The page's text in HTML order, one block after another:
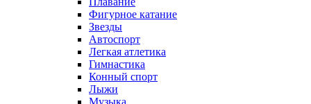
Фигурное катание
Звезды
Автоспорт
Легкая атлетика
Гимнастика
Конный спорт
Лыжи
Музыка